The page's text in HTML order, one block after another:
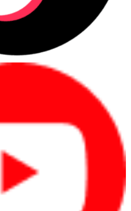
tin cậy cao: Máy in laser đen trắng
chắc chắn, tuổi thọ cao và hiệu suất
đảm bảo rằng máy in sẽ hoạt động
dài và không gặp sự cố thường xuyên.
và tiện ích nhưng nó cũng có một số
Máy in laser đen trắng Brother có giá
với các loại máy in khác trong cùng
nó trở thành sự đầu tư đáng giá cho các
có thể không phù hợp với người
cầu in ấn ít và không quá phức tạp.
hạn chế: Máy in laser đen trắng
in màu đen trắng, không có khả năng in
nghĩa là nếu bạn cần in ra các tài liệu
sắc, bạn sẽ cần tìm các loại máy in
màu.